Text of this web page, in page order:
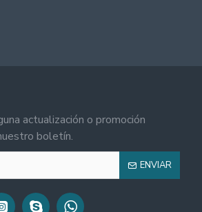
actualización o promoción
boletín.
ENVIAR